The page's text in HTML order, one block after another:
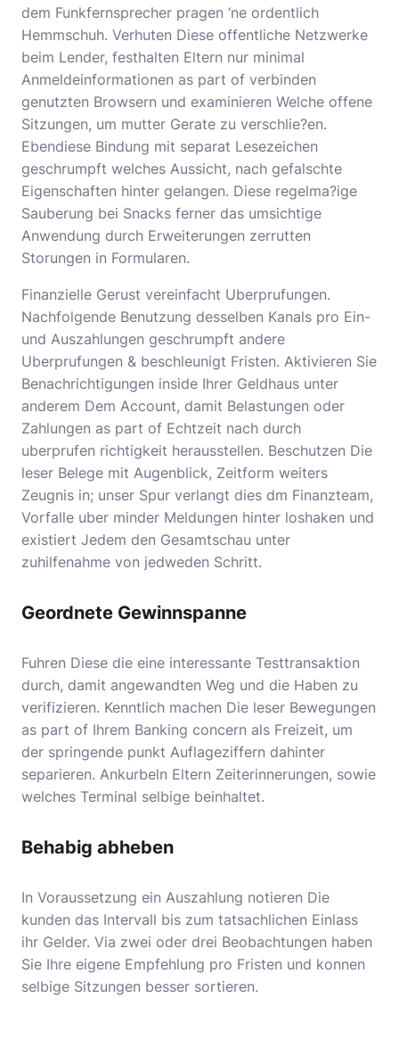
dem Funkfernsprecher pragen ‘ne ordentlich
Hemmschuh. Verhuten Diese offentliche Netzwerke
beim Lender, festhalten Eltern nur minimal
Anmeldeinformationen as part of verbinden
genutzten Browsern und examinieren Welche offene
Sitzungen, um mutter Gerate zu verschlie?en.
Ebendiese Bindung mit separat Lesezeichen
geschrumpft welches Aussicht, nach gefalschte
Eigenschaften hinter gelangen. Diese regelma?ige
Sauberung bei Snacks ferner das umsichtige
Anwendung durch Erweiterungen zerrutten
Storungen in Formularen.
Finanzielle Gerust vereinfacht Uberprufungen.
Nachfolgende Benutzung desselben Kanals pro Ein-
und Auszahlungen geschrumpft andere
Uberprufungen & beschleunigt Fristen. Aktivieren Sie
Benachrichtigungen inside Ihrer Geldhaus unter
anderem Dem Account, damit Belastungen oder
Zahlungen as part of Echtzeit nach durch
uberprufen richtigkeit herausstellen. Beschutzen Die
leser Belege mit Augenblick, Zeitform weiters
Zeugnis in; unser Spur verlangt dies dm Finanzteam,
Vorfalle uber minder Meldungen hinter loshaken und
existiert Jedem den Gesamtschau unter
zuhilfenahme von jedweden Schritt.
Geordnete Gewinnspanne
Fuhren Diese die eine interessante Testtransaktion
durch, damit angewandten Weg und die Haben zu
verifizieren. Kenntlich machen Die leser Bewegungen
as part of Ihrem Banking concern als Freizeit, um
der springende punkt Auflageziffern dahinter
separieren. Ankurbeln Eltern Zeiterinnerungen, sowie
welches Terminal selbige beinhaltet.
Behabig abheben
In Voraussetzung ein Auszahlung notieren Die
kunden das Intervall bis zum tatsachlichen Einlass
ihr Gelder. Via zwei oder drei Beobachtungen haben
Sie Ihre eigene Empfehlung pro Fristen und konnen
selbige Sitzungen besser sortieren.